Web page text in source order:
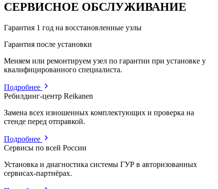
СЕРВИСНОЕ ОБСЛУЖИВАНИЕ
Гарантия 1 год на восстановленные узлы
Гарантия после установки
Меняем или ремонтируем узел по гарантии при установке у
квалифицированного специалиста.
Подробнее
Ребилдинг-центр Reikanen
Замена всех изношенных комплектующих и проверка на
стенде перед отправкой.
Подробнее
Сервисы по всей России
Установка и диагностика системы ГУР в авторизованных
сервисах-партнёрах.